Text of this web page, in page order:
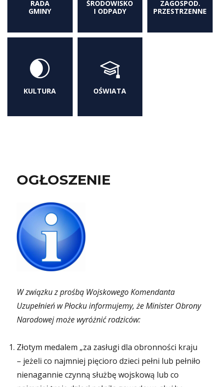
RADA
GMINY
ŚRODOWISKO
I ODPADY
ZAGOSPOD.
PRZESTRZENNE
KULTURA OŚWIATA
OGŁOSZENIE
W związku z prośbą Wojskowego Komendanta
Uzupełnień w Płocku informujemy, że Minister Obrony
Narodowej może wyróżnić rodziców:
Złotym medalem „za zasługi dla obronności kraju
– jeżeli co najmniej pięcioro dzieci pełni lub pełniło
nienagannie czynną służbę wojskową lub co